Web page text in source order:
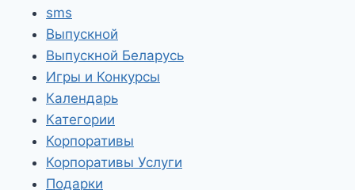
sms
Выпускной
Выпускной Беларусь
Игры и Конкурсы
Календарь
Категории
Корпоративы
Корпоративы Услуги
Подарки